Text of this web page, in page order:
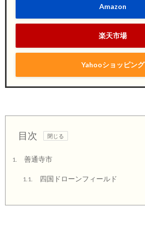
Amazon
楽天市場
Yahooショッピング
目次
1. 善通寺市
1.1. 四国ドローンフィールド